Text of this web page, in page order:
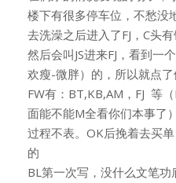
楼下有很多停车位，不愁没
去洗澡之后进入了FJ，C头
然后会叫JS进来FJ，看到一
欢瘦-微胖）的，所以就点了
FW有：BT,KB,AM，FJ 等
面能不能M全看你们本事了）
过程不表。OK后挽着去买
的
BL第一次写，没什么文笔功